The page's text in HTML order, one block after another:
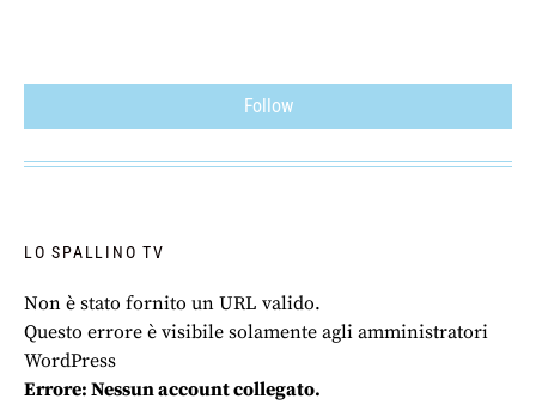
Follow
LO SPALLINO TV
Non è stato fornito un URL valido.
Questo errore è visibile solamente agli amministratori
WordPress
Errore: Nessun account collegato.